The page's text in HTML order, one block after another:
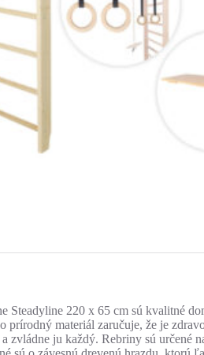
Steadyline 220 x 65 cm sú kvalitné
prírodný materiál zaručuje, že je
zvládne ju každý. Rebriny sú určené